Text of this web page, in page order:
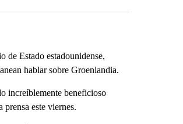
de Estado estadounidense,
hablar sobre Groenlandia.
increíblemente beneficioso
este viernes.